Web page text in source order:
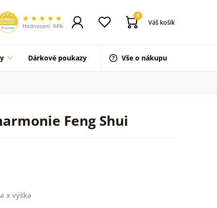
Hodnocení: 94%
0
Váš košík
Dárkové poukazy Vše o nákupu
Feng Shui
x výška